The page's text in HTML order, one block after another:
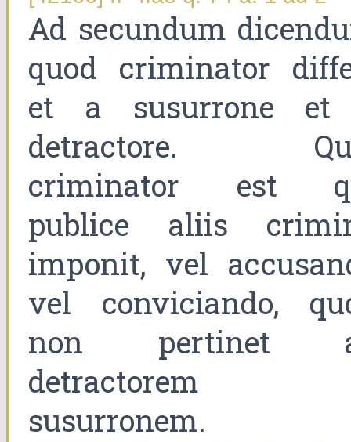
Ad secundum
quod criminator
et a susurrone
detractore.
criminator est
publice aliis
imponit, vel
vel conviciando,
non pertinet
detractorem
susurronem.